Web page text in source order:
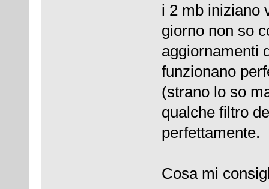
i 2 mb iniziano
giorno non so
aggiornamenti
funzionano
(strano lo so
qualche filtro
perfettamente.
Cosa mi